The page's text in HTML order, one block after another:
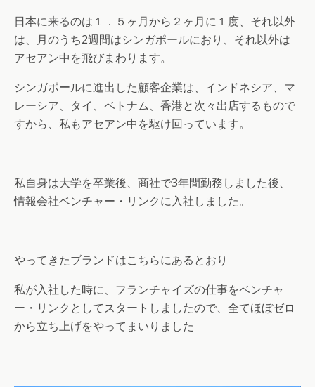
日本に来るのは１．５ヶ月から２ヶ月に１度、それ以外
は、月のうち2週間はシンガポールにおり、それ以外は
アセアン中を飛びまわります。
シンガポールに進出した顧客企業は、インドネシア、マ
レーシア、タイ、ベトナム、香港と次々出店するもので
すから、私もアセアン中を駆け回っています。
私自身は大学を卒業後、商社で3年間勤務しました後、
情報会社ベンチャー・リンクに入社しました。
やってきたブランドはこちらにあるとおり
私が入社した時に、フランチャイズの仕事をベンチャ
ー・リンクとしてスタートしましたので、全てほぼゼロ
から立ち上げをやってまいりました